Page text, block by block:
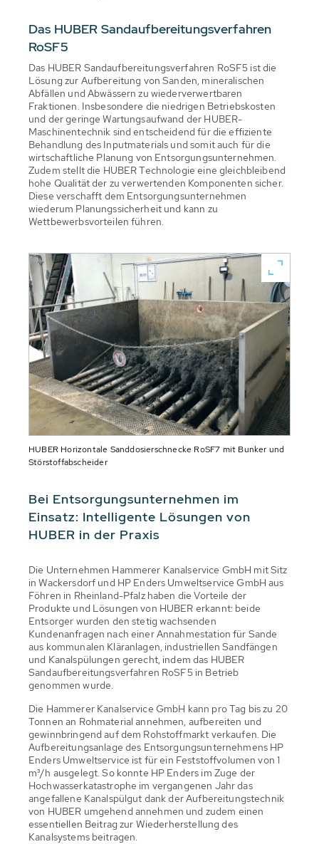
Das HUBER Sandaufbereitungsverfahren
RoSF5
Das HUBER Sandaufbereitungsverfahren RoSF5 ist die
Lösung zur Aufbereitung von Sanden, mineralischen
Abfällen und Abwässern zu wiederverwertbaren
Fraktionen. Insbesondere die niedrigen Betriebskosten
und der geringe Wartungsaufwand der HUBER-
Maschinentechnik sind entscheidend für die effiziente
Behandlung des Inputmaterials und somit auch für die
wirtschaftliche Planung von Entsorgungsunternehmen.
Zudem stellt die HUBER Technologie eine gleichbleibend
hohe Qualität der zu verwertenden Komponenten sicher.
Diese verschafft dem Entsorgungsunternehmen
wiederum Planungssicherheit und kann zu
Wettbewerbsvorteilen führen.
HUBER Horizontale Sanddosierschnecke RoSF7 mit Bunker und
Störstoffabscheider
Bei Entsorgungsunternehmen im
Einsatz: Intelligente Lösungen von
HUBER in der Praxis
Die Unternehmen Hammerer Kanalservice GmbH mit Sitz
in Wackersdorf und HP Enders Umweltservice GmbH aus
Föhren in Rheinland-Pfalz haben die Vorteile der
Produkte und Lösungen von HUBER erkannt: beide
Entsorger wurden den stetig wachsenden
Kundenanfragen nach einer Annahmestation für Sande
aus kommunalen Kläranlagen, industriellen Sandfängen
und Kanalspülungen gerecht, indem das HUBER
Sandaufbereitungsverfahren RoSF5 in Betrieb
genommen wurde.
Die Hammerer Kanalservice GmbH kann pro Tag bis zu 20
Tonnen an Rohmaterial annehmen, aufbereiten und
gewinnbringend auf dem Rohstoffmarkt verkaufen. Die
Aufbereitungsanlage des Entsorgungsunternehmens HP
Enders Umweltservice ist für ein Feststoffvolumen von 1
m³/h ausgelegt. So konnte HP Enders im Zuge der
Hochwasserkatastrophe im vergangenen Jahr das
angefallene Kanalspülgut dank der Aufbereitungstechnik
von HUBER umgehend annehmen und zudem einen
essentiellen Beitrag zur Wiederherstellung des
Kanalsystems beitragen.